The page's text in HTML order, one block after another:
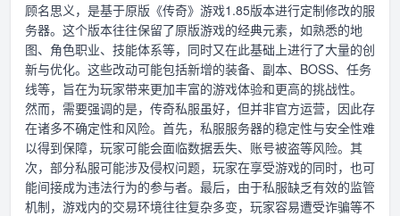
顾名思义，是基于原版《传奇》游戏1.85版本进行定制修改的服
务器。这个版本往往保留了原版游戏的经典元素，如熟悉的地
图、角色职业、技能体系等，同时又在此基础上进行了大量的创
新与优化。这些改动可能包括新增的装备、副本、BOSS、任务
线等，旨在为玩家带来更加丰富的游戏体验和更高的挑战性。
然而，需要强调的是，传奇私服虽好，但并非官方运营，因此存
在诸多不确定性和风险。首先，私服服务器的稳定性与安全性难
以得到保障，玩家可能会面临数据丢失、账号被盗等风险。其
次，部分私服可能涉及侵权问题，玩家在享受游戏的同时，也可
能间接成为违法行为的参与者。最后，由于私服缺乏有效的监管
机制，游戏内的交易环境往往复杂多变，玩家容易遭受诈骗等不